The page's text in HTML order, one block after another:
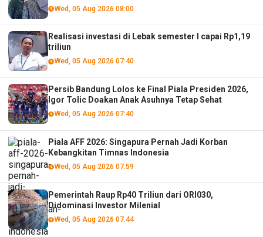
Wed, 05 Aug 2026 08:00
Realisasi investasi di Lebak semester I capai Rp1,19
triliun
Wed, 05 Aug 2026 07:40
Persib Bandung Lolos ke Final Piala Presiden 2026,
Igor Tolic Doakan Anak Asuhnya Tetap Sehat
Wed, 05 Aug 2026 07:40
Piala AFF 2026: Singapura Pernah Jadi Korban
Kebangkitan Timnas Indonesia
Wed, 05 Aug 2026 07:59
Pemerintah Raup Rp40 Triliun dari ORI030,
Didominasi Investor Milenial
Wed, 05 Aug 2026 07:44